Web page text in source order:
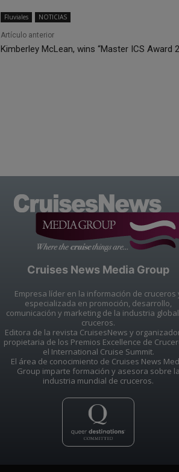
Fluviales NOTICIAS
Artículo anterior
Kimberley McLean, wins “Master ICS Award
Cruises News Media Group
Empresa líder en la información de cruceros
especializada en promoción, desarrollo,
comunicación y marketing de la industria
cruceros.
Editora de la revista CruisesNews y
propietaria de los Premios Excellence de
el International Cruise Summit.
El área de conocimiento de Cruises News
Group imparte formación y asesora sobre la
industria mundial de cruceros.